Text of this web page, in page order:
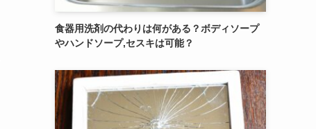
食器用洗剤の代わりは何がある？ボディソープ
やハンドソープ,セスキは可能？